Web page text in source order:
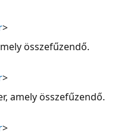
>
összefűzendő.
>
amely összefűzendő.
>